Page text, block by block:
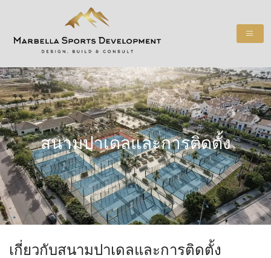
สนามปาเดลและการติดตั้ง
เกี่ยวกับสนามปาเดลและการติดตั้ง